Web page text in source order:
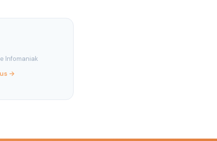
Infomaniak
→